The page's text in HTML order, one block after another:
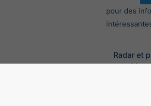
pour des
Radar et
court